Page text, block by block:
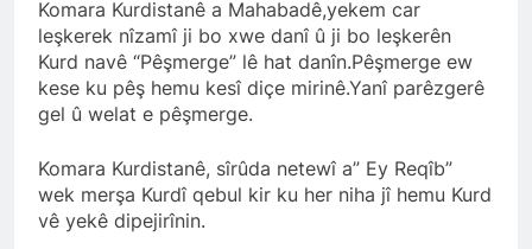
paylaşmayı kararlaştırdı.
BAŞTA KÜRT HALKI OLMAK
ÜZERE HERKESİN, MEŞRU
HAKLARININ TESLİM
EDİLDİĞİ ADİL BİR DÜZEN
UMUDUMUZU CANLI
BAYRAMINIZI
KUTLUYORUZ!
1 Yıl Ago
HAK-PAR, PDK-BAKUR, PSK,
Halepçe Soykırımı’nı Andılar:
Halepçe Soykırımının
Yaraları, Ulusal Birlik ve
1 Yıl Ago
Ahmed el Şara ve Mazlum
Komara Kurdistanê a Mahabadê,yekem car
leşkerek nîzamî ji bo xwe danî û ji bo leşkerên
Kurd navê “Pêşmerge” lê hat danîn.Pêşmerge ew
kese ku pêş hemu kesî diçe mirinê.Yanî parêzgerê
gel û welat e pêşmerge.
Komara Kurdistanê, sîrûda netewî a” Ey Reqîb”
wek merşa Kurdî qebul kir ku her niha jî hemu Kurd
vê yekê dipejirînin.